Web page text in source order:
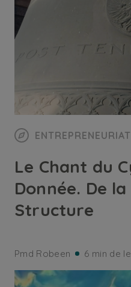
Le Chant du
Donnée. De
Structure
Pmd Robeen 6 min de